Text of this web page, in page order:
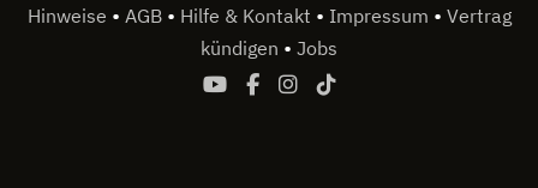
Hinweise • AGB • Hilfe & Kontakt • Impressum • Vertrag
kündigen • Jobs